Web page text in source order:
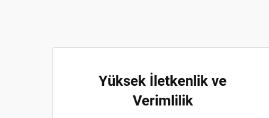
Yüksek İletkenlik ve
Verimlilik